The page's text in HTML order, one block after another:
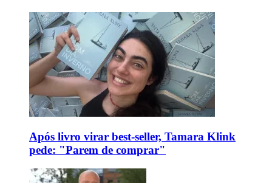
Após livro virar best-seller, Tamara Klink
pede: "Parem de comprar"